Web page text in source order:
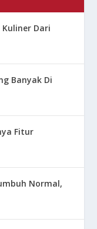
Kuliner Dari
Banyak Di
Fitur
Normal,